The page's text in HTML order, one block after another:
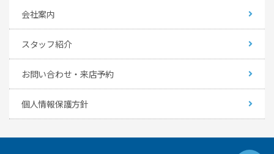
会社案内
スタッフ紹介
お問い合わせ・来店予約
個人情報保護方針